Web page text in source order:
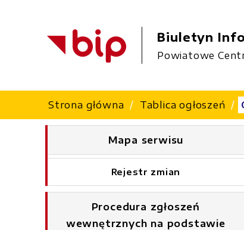
Biuletyn
Powiatowe
Strona główna Tablica ogłoszeń
Mapa serwisu
Rejestr zmian
Procedura zgłoszeń
wewnętrznych na podstawie